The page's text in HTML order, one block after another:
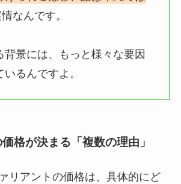
なんです。
背景には、もっと様々な要因
るんですよ。
格が決まる「複数の理由」
リアントの価格は、具体的にど